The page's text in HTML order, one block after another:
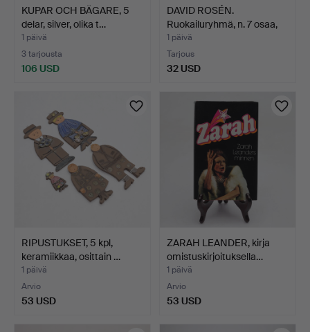
KUPAR OCH BÄGARE, 5
delar, silver, olika t…
1 päivä
3 tarjousta
106 USD
DAVID ROSÉN.
Ruokailuryhmä, n. 7 osaa,
"Tr…
1 päivä
Tarjous
32 USD
RIPUSTUKSET, 5 kpl,
keramiikkaa, osittain …
1 päivä
Arvio
53 USD
ZARAH LEANDER, kirja
omistuskirjoituksella…
1 päivä
Arvio
53 USD